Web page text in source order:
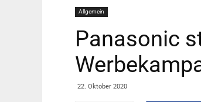
Allgemein
Panasonic
22. Oktober 2020